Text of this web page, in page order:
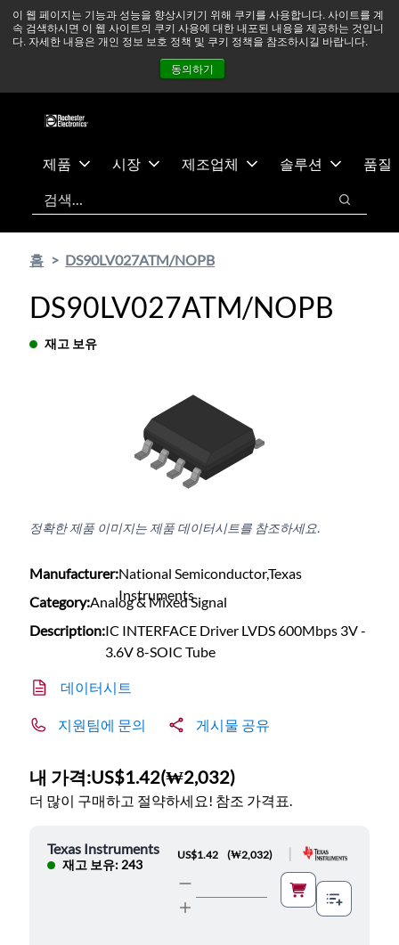
이 웹 페이지는 기능과 성능을 향상시키기 위해 쿠키를 사용합니다. 사이트를 계
속 검색하시면 이 웹 사이트의 쿠키 사용에 대한 내포된 내용을 제공하는 것입니
다. 자세한 내용은 개인 정보 보호 정책 및 쿠키 정책을 참조하시길 바랍니다.
동의하기
츠
건
중동 지역 상황을 지속적으로 주시하고 있으며, 모든 서비스는
정상적으로 운영되고 있습니다. 더 읽어보기 →
뉴스
문의하기
제품 시장 제조업체 솔루션
품질
검색
검색
홈 DS90LV027ATM/NOPB
DS90LV027ATM/NOPB
재고 보유
정확한 제품 이미지는 제품 데이터시트를 참조하세요.
Manufacturer:National Semiconductor,Texas
Instruments
Category:Analog & Mixed Signal
Description:IC INTERFACE Driver LVDS 600Mbps 3V -
3.6V 8-SOIC Tube
데이터시트
지원팀에 문의 게시물 공유
내 가격:US$1.42(₩2,032)
더 많이 구매하고 절약하세요! 참조 가격표.
Texas Instruments
재고 보유: 243
US$1.42 (₩2,032)